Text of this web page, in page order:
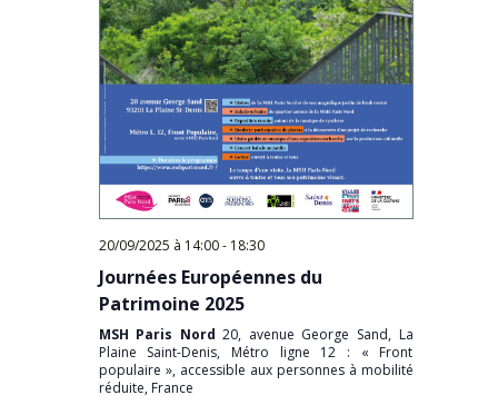
20/09/2025 à 14:00- 18:30
Journées Européennes du
Patrimoine 2025
MSH Paris Nord20, avenue George Sand, La
Plaine Saint-Denis, Métro ligne 12 : « Front
populaire », accessible aux personnes à mobilité
réduite, France